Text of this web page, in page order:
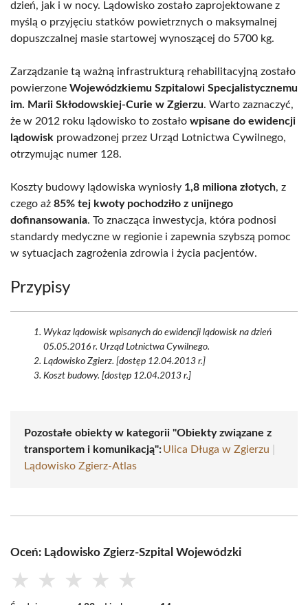
dzień, jak i w nocy. Lądowisko zostało zaprojektowane z
myślą o przyjęciu statków powietrznych o maksymalnej
dopuszczalnej masie startowej wynoszącej do 5700 kg.
Zarządzanie tą ważną infrastrukturą rehabilitacyjną zostało
powierzone Wojewódzkiemu Szpitalowi Specjalistycznemu
im. Marii Skłodowskiej-Curie w Zgierzu. Warto zaznaczyć,
że w 2012 roku lądowisko to zostało wpisane do ewidencji
lądowisk prowadzonej przez Urząd Lotnictwa Cywilnego,
otrzymując numer 128.
Koszty budowy lądowiska wyniosły 1,8 miliona złotych, z
czego aż 85% tej kwoty pochodziło z unijnego
dofinansowania. To znacząca inwestycja, która podnosi
standardy medyczne w regionie i zapewnia szybszą pomoc
w sytuacjach zagrożenia zdrowia i życia pacjentów.
Przypisy
Wykaz lądowisk wpisanych do ewidencji lądowisk na dzień
05.05.2016 r. Urząd Lotnictwa Cywilnego.
Lądowisko Zgierz. [dostęp 12.04.2013 r.]
Koszt budowy. [dostęp 12.04.2013 r.]
Pozostałe obiekty w kategorii "Obiekty związane z
transportem i komunikacją":Ulica Długa w Zgierzu
Lądowisko Zgierz-Atlas
Oceń: Lądowisko Zgierz-Szpital Wojewódzki
★ ★ ★ ★ ★